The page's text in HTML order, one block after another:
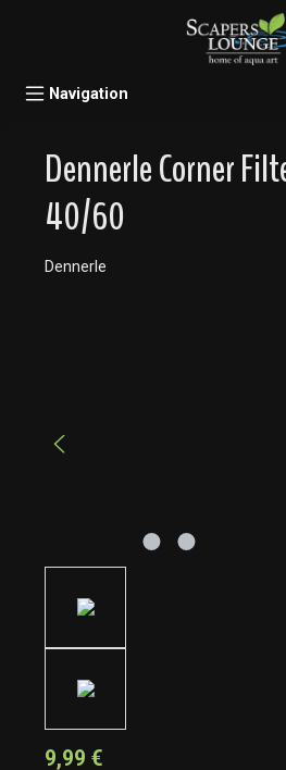
Navigation
Dennerle Corner
40/60
Dennerle
9,99 €